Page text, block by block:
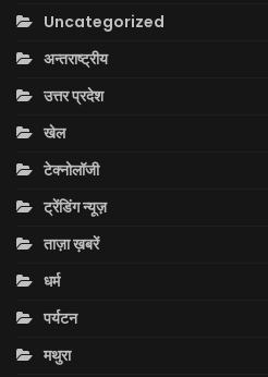
Uncategorized
अन्तराष्ट्रीय
उत्तर प्रदेश
खेल
टेक्नोलॉजी
ट्रेंडिंग न्यूज़
ताज़ा ख़बरें
धर्म
पर्यटन
मथुरा